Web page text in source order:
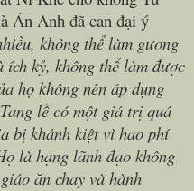
Án Anh đã can đại ý
không thể làm gương
ích kỷ, không thể làm được
họ không nên áp dụng
lễ có một giá trị quá
bị khánh kiệt vì hao phí
là hạng lãnh đạo không
ăn chay và hành